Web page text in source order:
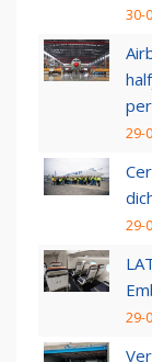
30-
29-
29-
29-